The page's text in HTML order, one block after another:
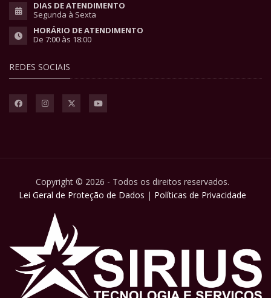
DIAS DE ATENDIMENTO
Segunda à Sexta
HORÁRIO DE ATENDIMENTO
De 7:00 às 18:00
REDES SOCIAIS
Copyright © 2026 - Todos os direitos reservados.
Lei Geral de Proteção de Dados | Políticas de Privacidade